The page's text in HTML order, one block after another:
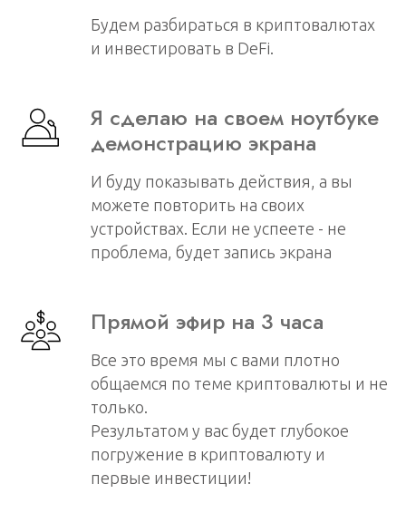
Будем разбираться в криптовалютах
и инвестировать в DeFi.
Я сделаю на своем ноутбуке
демонстрацию экрана
И буду показывать действия, а вы
можете повторить на своих
устройствах. Если не успеете - не
проблема, будет запись экрана
Прямой эфир на 3 часа
Все это время мы с вами плотно
общаемся по теме криптовалюты и не
только.
Результатом у вас будет глубокое
погружение в криптовалюту и
первые инвестиции!